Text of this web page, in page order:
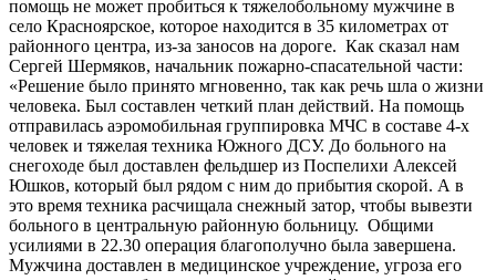
помощь не может пробиться к тяжелобольному мужчине в
село Красноярское, которое находится в 35 километрах от
районного центра, из-за заносов на дороге. Как сказал нам
Сергей Шермяков, начальник пожарно-спасательной части:
«Решение было принято мгновенно, так как речь шла о жизни
человека. Был составлен четкий план действий. На помощь
отправилась аэромобильная группировка МЧС в составе 4-х
человек и тяжелая техника Южного ДСУ. До больного на
снегоходе был доставлен фельдшер из Поспелихи Алексей
Юшков, который был рядом с ним до прибытия скорой. А в
это время техника расчищала снежный затор, чтобы вывезти
больного в центральную районную больницу. Общими
усилиями в 22.30 операция благополучно была завершена.
Мужчина доставлен в медицинское учреждение, угроза его